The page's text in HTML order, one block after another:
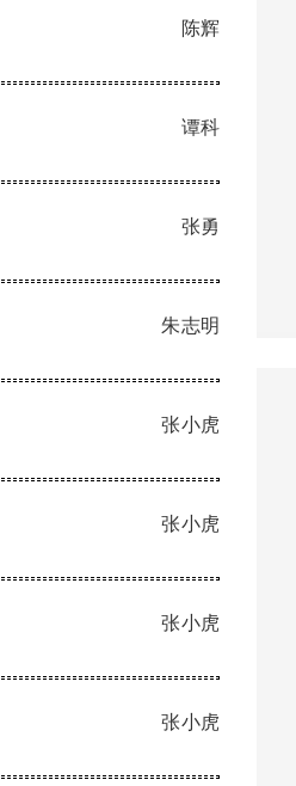
陈辉
谭科
张勇
朱志明
张小虎
张小虎
张小虎
张小虎